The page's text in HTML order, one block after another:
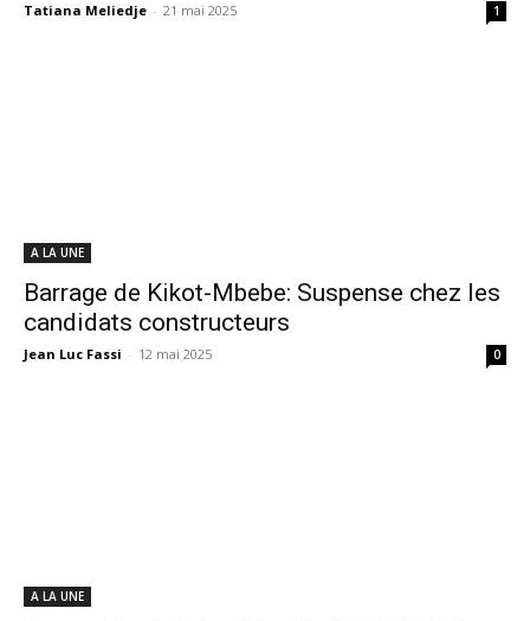
Tatiana Meliedje - 21 mai 2025 1
A LA UNE
Barrage de Kikot-Mbebe: Suspense chez les
candidats constructeurs
Jean Luc Fassi - 12 mai 2025 0
A LA UNE